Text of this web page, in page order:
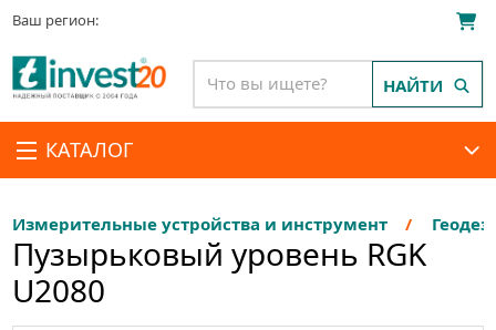
Ваш регион:
КАТАЛОГ
НАЙТИ
Измерительные устройства и инструмент
Пузырьковый уровень RGK
U2080